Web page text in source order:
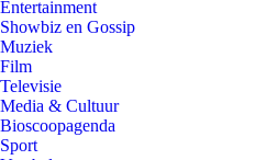
Entertainment
Showbiz en Gossip
Muziek
Film
Televisie
Media & Cultuur
Bioscoopagenda
Sport